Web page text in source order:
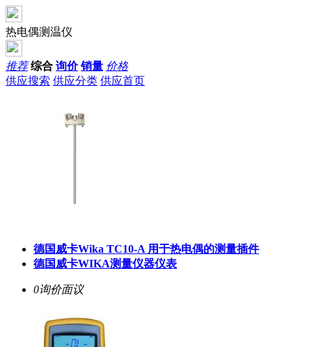
热电偶测温仪
推荐 综合 询价 销量 价格
供应搜索 供应分类 供应首页
德国威卡Wika TC10-A 用于热电偶的测量插件
德国威卡WIKA测量仪器仪表
0询价面议